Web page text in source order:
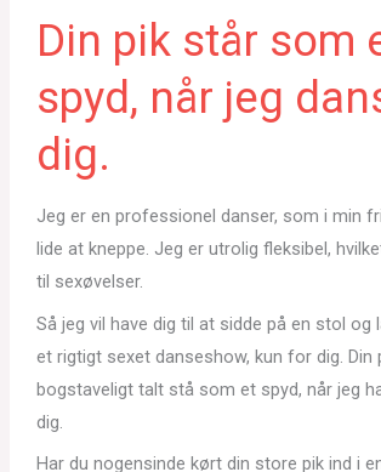
Din pik står som
spyd, når jeg
dig.
Jeg er en professionel danser, som i min
lide at kneppe. Jeg er utrolig fleksibel,
til sexøvelser.
Så jeg vil have dig til at sidde på en stol og
et rigtigt sexet danseshow, kun for dig. Din
bogstaveligt talt stå som et spyd, når jeg
dig.
Har du nogensinde kørt din store pik ind i